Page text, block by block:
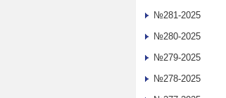
№281-2025
№280-2025
№279-2025
№278-2025